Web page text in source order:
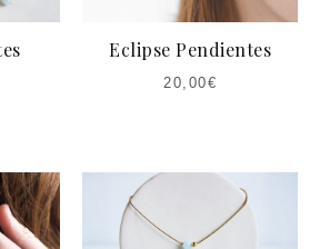
Eclipse Pendientes
20,00€